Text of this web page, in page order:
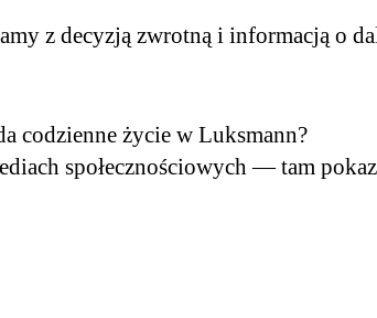
z decyzją zwrotną i informacją o
codzienne życie w Luksmann?
społecznościowych — tam